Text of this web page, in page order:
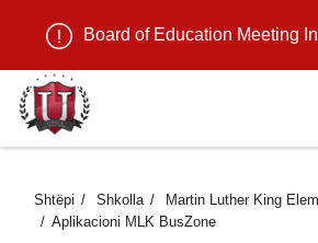
Board of Education Meeting Information
Shtëpi Shkolla
Martin Luther King
Aplikacioni MLK BusZone